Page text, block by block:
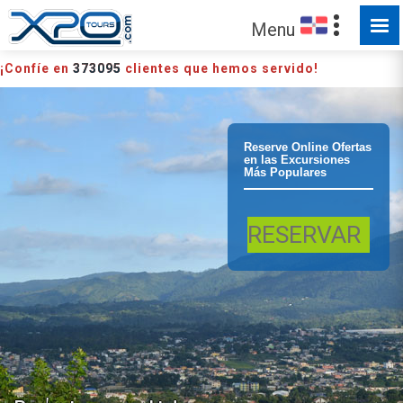
Puerto Plata
Excursion
Puerto Plata a
Santiago y
Menu
¡Confíe en 373095 clientes que hemos servido!
Reserve Online Ofertas
en las Excursiones
Más Populares
RESERVAR